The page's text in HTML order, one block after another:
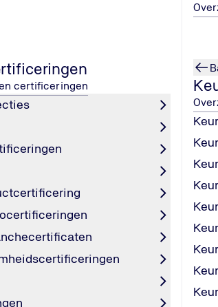
certificeringen
aantoonbaar maken
gezonde werkplek met ISO 45001. Met
laat je zien dat jouw organisatie
beheert en voldoet aan de eisen van
aan